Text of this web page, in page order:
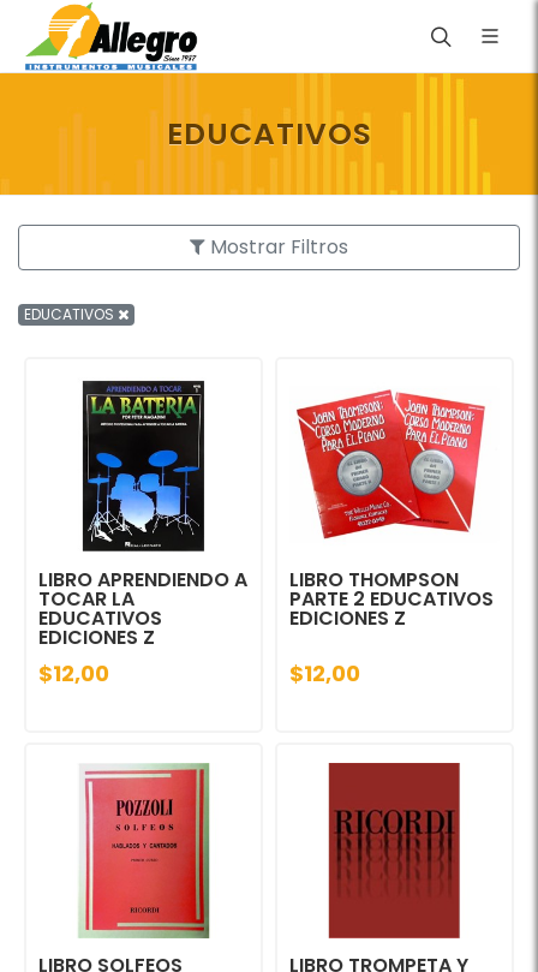
EDUCATIVOS
Mostrar Filtros
EDUCATIVOS
LIBRO APRENDIENDO A
TOCAR LA
EDUCATIVOS
EDICIONES Z
$12,00
LIBRO THOMPSON
PARTE 2 EDUCATIVOS
EDICIONES Z
$12,00
LIBRO SOLFEOS LIBRO TROMPETA Y